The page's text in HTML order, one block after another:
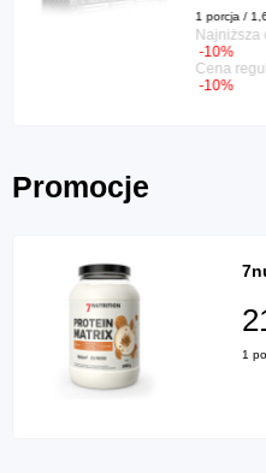
1 porcja /
Najniższa
-10%
Cena
-10%
Promocje
1